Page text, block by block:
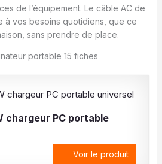
de l’équipement. Le câble AC de
à vos besoins quotidiens, que ce
sans prendre de place.
portable 15 fiches
chargeur PC portable
Voir le produit